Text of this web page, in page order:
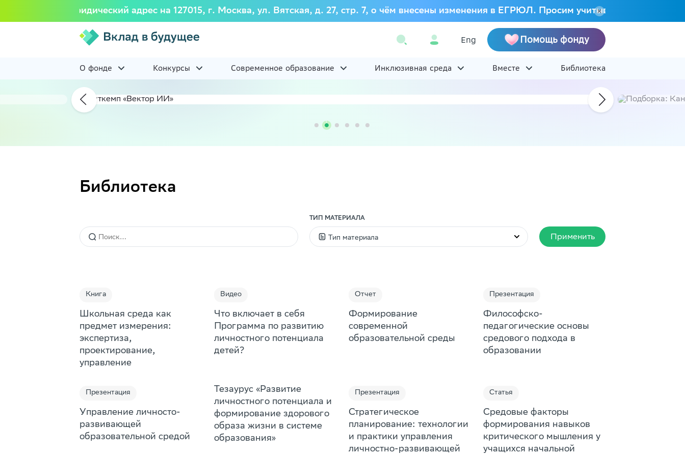
изменил юридический адрес на 127015, г. Москва, ул. Вятская, д. 27, стр. 7, о чём внесены изменения в ЕГРЮЛ. Просим учитывать это при
Eng Помощь фонду
О фонде Конкурсы Современное образование Инклюзивная среда Вместе Библиотека
Библиотека
ТИП МАТЕРИАЛА
Тип материала
Презентация
Пособие
Доклад
Подборка
Образовательная игра
Применить
Книга
Школьная среда как
предмет измерения:
экспертиза,
проектирование,
управление
Видео
Что включает в себя
Программа по развитию
личностного потенциала
детей?
Отчет
Формирование
современной
образовательной среды
Презентация
Философско-
педагогические основы
средового подхода в
образовании
Презентация
Управление личносто-
развивающей
образовательной средой
Тезаурус «Развитие
личностного потенциала и
формирование здорового
образа жизни в системе
образования»
Презентация
Стратегическое
планирование: технологии
и практики управления
личностно-развивающей
Статья
Средовые факторы
формирования навыков
критического мышления у
учащихся начальной